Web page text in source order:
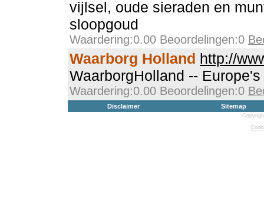
vijlsel, oude sieraden en
sloopgoud
Waardering:0.00 Beoordelingen:0
Waarborg Holland http://
WaarborgHolland --
Waardering:0.00 Beoordelingen:0
Disclaimer Sitemap